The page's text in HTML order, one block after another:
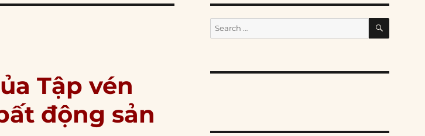
Tập vén
động sản
Search
for:
SEARCH